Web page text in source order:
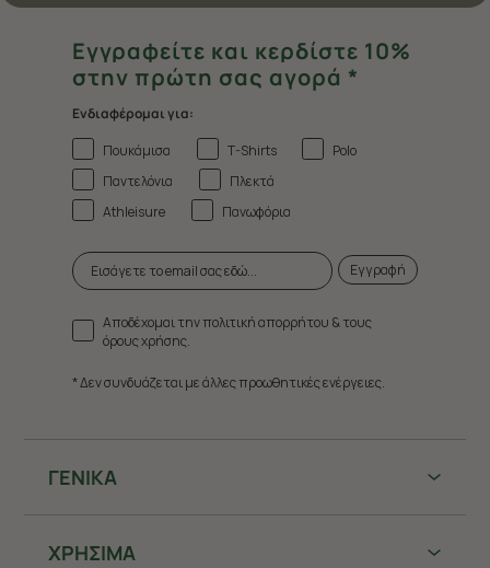
ΓΕΝΙΚΑ
ΧΡHΣΙΜΑ
Εγγραφείτε και κερδίστε 10%
στην πρώτη σας αγορά *
Ενδιαφέρομαι για:
Πουκάμισα
T-Shirts
Polo
Παντελόνια
Πλεκτά
Athleisure
Πανωφόρια
Εγγραφή
Αποδέχομαι την πολιτική απορρήτου & τους
όρους χρήσης.
* Δεν συνδυάζεται με άλλες προωθητικές ενέργειες.